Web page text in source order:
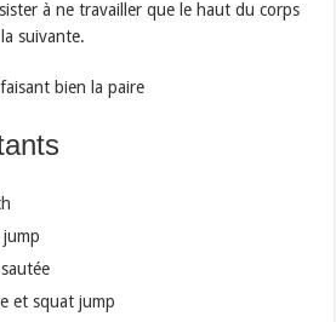
à ne travailler que le haut du corps
suivante.
bien la paire
et squat jump